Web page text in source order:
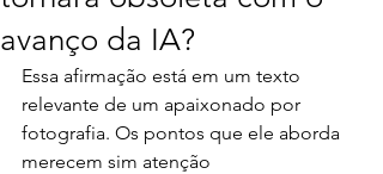
avanço da IA?
Essa afirmação está em um texto
relevante de um apaixonado por
fotografia. Os pontos que ele aborda
merecem sim atenção